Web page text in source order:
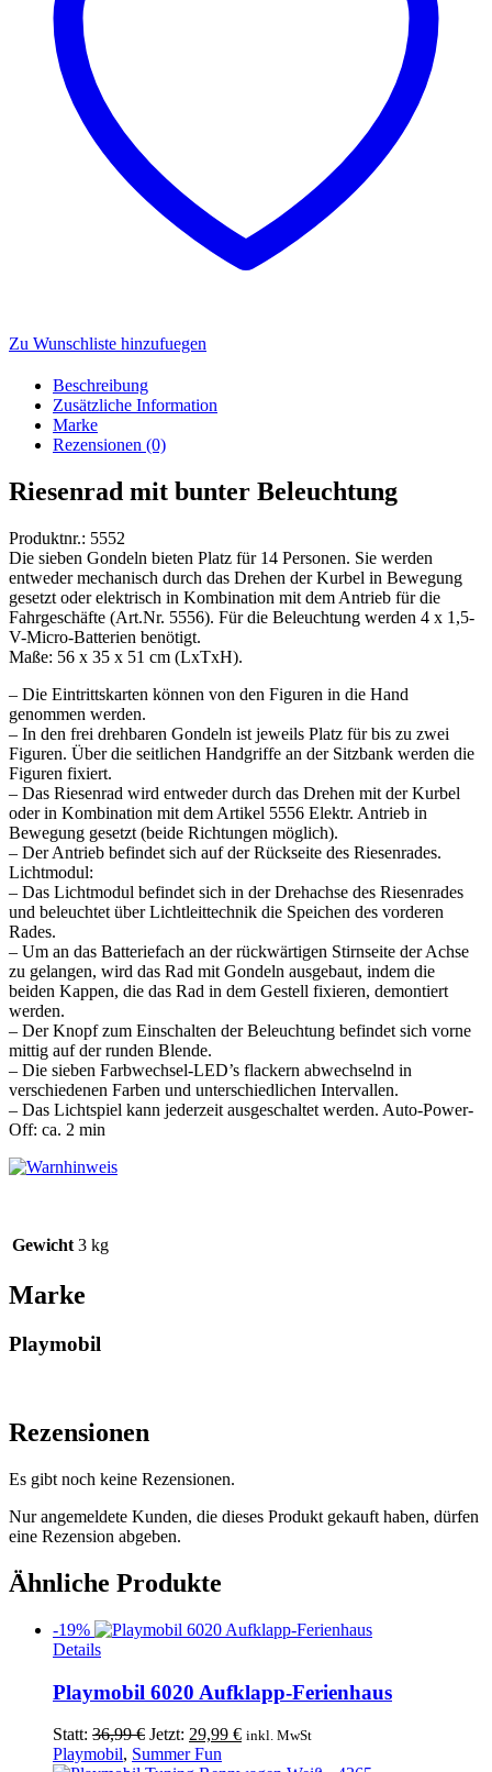
Zu Wunschliste hinzufuegen
Beschreibung
Zusätzliche Information
Marke
Rezensionen (0)
Riesenrad mit bunter Beleuchtung
Produktnr.: 5552
Die sieben Gondeln bieten Platz für 14 Personen. Sie werden
entweder mechanisch durch das Drehen der Kurbel in Bewegung
gesetzt oder elektrisch in Kombination mit dem Antrieb für die
Fahrgeschäfte (Art.Nr. 5556). Für die Beleuchtung werden 4 x 1,5-
V-Micro-Batterien benötigt.
Maße: 56 x 35 x 51 cm (LxTxH).
– Die Eintrittskarten können von den Figuren in die Hand
genommen werden.
– In den frei drehbaren Gondeln ist jeweils Platz für bis zu zwei
Figuren. Über die seitlichen Handgriffe an der Sitzbank werden die
Figuren fixiert.
– Das Riesenrad wird entweder durch das Drehen mit der Kurbel
oder in Kombination mit dem Artikel 5556 Elektr. Antrieb in
Bewegung gesetzt (beide Richtungen möglich).
– Der Antrieb befindet sich auf der Rückseite des Riesenrades.
Lichtmodul:
– Das Lichtmodul befindet sich in der Drehachse des Riesenrades
und beleuchtet über Lichtleittechnik die Speichen des vorderen
Rades.
– Um an das Batteriefach an der rückwärtigen Stirnseite der Achse
zu gelangen, wird das Rad mit Gondeln ausgebaut, indem die
beiden Kappen, die das Rad in dem Gestell fixieren, demontiert
werden.
– Der Knopf zum Einschalten der Beleuchtung befindet sich vorne
mittig auf der runden Blende.
– Die sieben Farbwechsel-LED’s flackern abwechselnd in
verschiedenen Farben und unterschiedlichen Intervallen.
– Das Lichtspiel kann jederzeit ausgeschaltet werden. Auto-Power-
Off: ca. 2 min
Gewicht 3 kg
Marke
Playmobil
Rezensionen
Es gibt noch keine Rezensionen.
Nur angemeldete Kunden, die dieses Produkt gekauft haben, dürfen
eine Rezension abgeben.
Ähnliche Produkte
-19%
Details
Playmobil 6020 Aufklapp-Ferienhaus
Statt: 36,99€ Ursprünglicher
Preis
Jetzt: 29,99 €Aktueller
inkl. MwSt
Playmobil, Summer Fun